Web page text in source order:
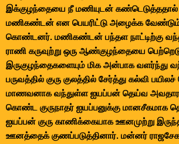
இக்குழந்தையை நீ மணியுடன் கண்டெடுத்ததால்
மணிகண்டன் என பெயரிட்டு அழைக்க வேண்டும்
கொண்டனர். மணிகண்டன் பந்தள நாட்டிற்கு
ராணி கருவுற்று ஒரு ஆண்குழந்தையை
இருகுழந்தைகளையும் மிக அன்பாக வளர்ந்து
பருவத்தில் குரு குலத்தில் சேர்த்து கல்வி
மாணவனாக வந்துள்ள ஐயப்பன் தெய்வ
கொண்ட குருநாதர் ஐயப்பனுக்கு மானசீகமாக
ஐயப்பன் குரு காணிக்கையாக ஊனமுற்று
ஊனத்தைக் குணப்படுத்தினார். மன்னர்